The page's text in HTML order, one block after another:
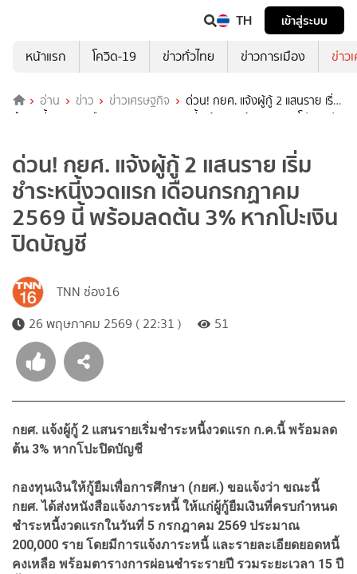
TH
เข้าสู่ระบบ
หน้าแรก
โควิด-19 ข่าวทั่วไทย ข่าวการเมือง ข่าว
อ่าน ข่าว ข่าวเศรษฐกิจ
ด่วน! กยศ. แจ้งผู้กู้ 2 แสนราย เริ่ม
ชำระหนี้งวดแรก เดือนกรกฏาคม 2569 นี้ พร้อมลดต้น 3% หากโปะเงินปิด
ด่วน! กยศ. แจ้งผู้กู้ 2 แสนราย เริ่ม
ชำระหนี้งวดแรก เดือนกรกฏาคม
2569 นี้ พร้อมลดต้น 3% หากโปะเงิน
ปิดบัญชี
TNN ช่อง16
26 พฤษภาคม 2569 ( 22:31 )
51
กยศ. แจ้งผู้กู้ 2 แสนรายเริ่มชำระหนี้งวดแรก ก.ค.นี้ พร้อมลด
ต้น 3% หากโปะปิดบัญชี
กองทุนเงินให้กู้ยืมเพื่อการศึกษา (กยศ.) ขอแจ้งว่า ขณะนี้
กยศ. ได้ส่งหนังสือแจ้งภาระหนี้ ให้แก่ผู้กู้ยืมเงินที่ครบกำหนด
ชำระหนี้งวดแรกในวันที่ 5 กรกฎาคม 2569 ประมาณ
200,000 ราย โดยมีการแจ้งภาระหนี้ และรายละเอียดยอดหนี้
คงเหลือ พร้อมตารางการผ่อนชำระรายปี รวมระยะเวลา 15 ปี